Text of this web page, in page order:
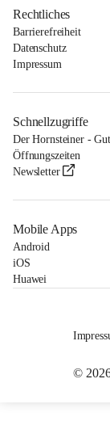
Rechtliches
Barrierefreiheit
Datenschutz
Impressum
Schnellzugriffe
Der Hornsteiner -
Öffnungszeiten
Newsletter
Mobile Apps
Android
iOS
Huawei
©